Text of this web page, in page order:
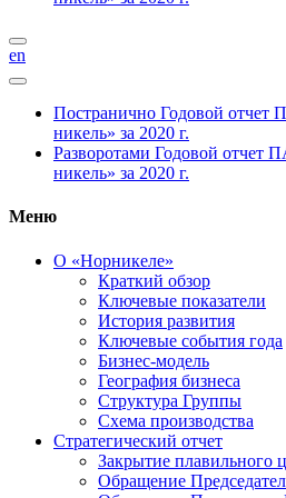
en
Постранично Годовой
никель» за 2020 г.
Разворотами Годовой отчет
никель» за 2020 г.
Меню
О «Норникеле»
Краткий обзор
Ключевые показатели
История развития
Ключевые события года
Бизнес-модель
География бизнеса
Структура Группы
Схема производства
Стратегический отчет
Закрытие плавильного
Обращение